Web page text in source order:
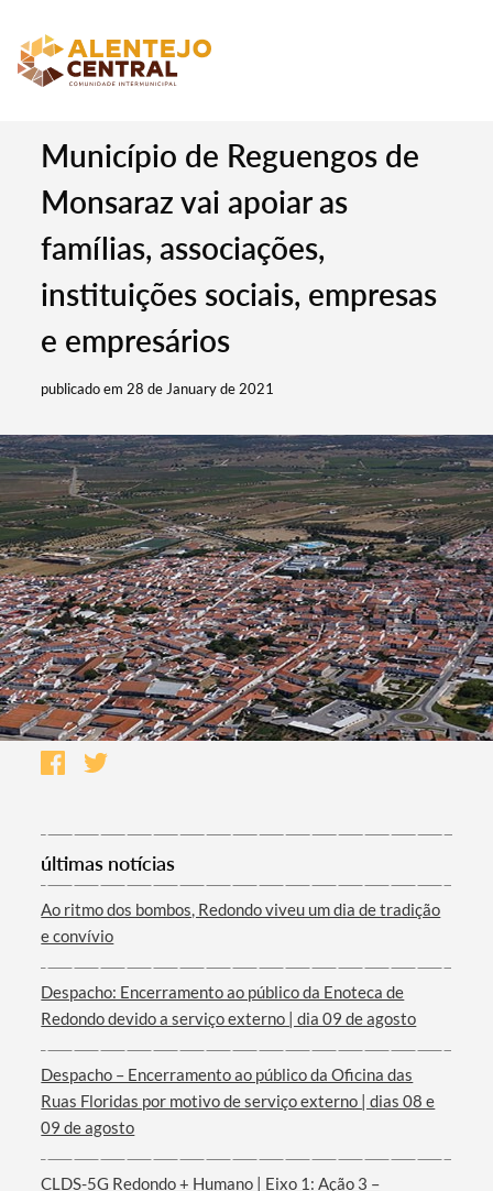
Termo de Pesquisa
Município de Reguengos de
Monsaraz vai apoiar as
famílias, associações,
instituições sociais, empresas
e empresários
publicado em 28 de January de 2021
últimas notícias
Ao ritmo dos bombos, Redondo viveu um dia de tradição
e convívio
Despacho: Encerramento ao público da Enoteca de
Redondo devido a serviço externo | dia 09 de agosto
Despacho – Encerramento ao público da Oficina das
Ruas Floridas por motivo de serviço externo | dias 08 e
09 de agosto
CLDS-5G Redondo + Humano | Eixo 1: Ação 3 –